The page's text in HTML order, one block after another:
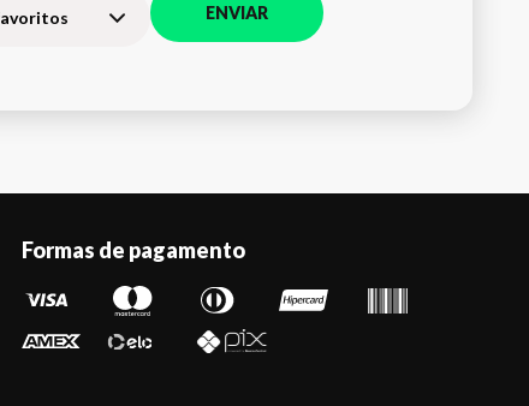
ENVIAR
Formas de pagamento